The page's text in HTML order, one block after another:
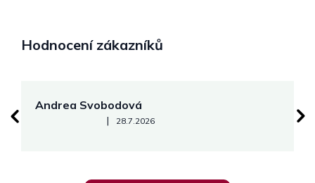
Hodnocení zákazníků
Andrea Svobodová
Hodnocení obchodu je 5 z 5 hvězdiček.
| 28.7.2026